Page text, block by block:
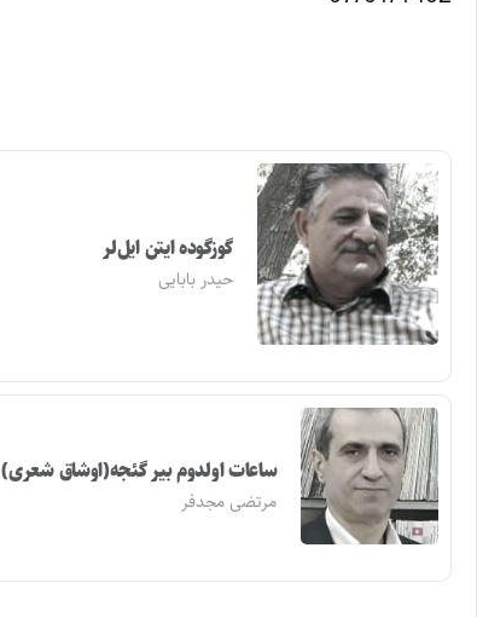
گوزگوده ایتن ایل‌لر
حیدر بابایی
ساعات اولدوم بیر گئجه(اوشاق شعری)
مرتضی مجدفر